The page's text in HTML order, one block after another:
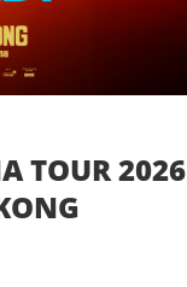
TOUR 2026